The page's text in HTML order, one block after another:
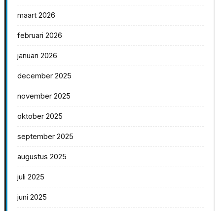
maart 2026
februari 2026
januari 2026
december 2025
november 2025
oktober 2025
september 2025
augustus 2025
juli 2025
juni 2025